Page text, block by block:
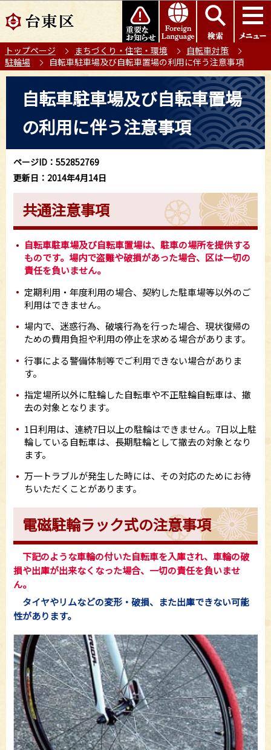
の
ー
ジ
このページの本文へ移動
トップページ まちづくり・住宅・環境
自転車対策
駐輪場
自転車駐車場及び自転車置場の利用に伴う注意事項
ら
自転車駐車場及び自転車置場
の利用に伴う注意事項
ページID：552852769
更新日：2014年4月14日
共通注意事項
自転車駐車場及び自転車置場は、駐車の場所を提供する
ものです。場内で盗難や破損があった場合、区は一切の
責任を負いません。
定期利用・年度利用の場合、契約した駐車場等以外のご
利用はできません。
場内で、迷惑行為、破壊行為を行った場合、現状復帰の
ための費用負担や利用の停止を求める場合があります。
行事による警備体制等でご利用できない場合がありま
す。
指定場所以外に駐輪した自転車や不正駐輪自転車は、撤
去の対象となります。
1日利用は、連続7日以上の駐輪はできません。7日以上駐
輪している自転車は、長期駐輪として撤去の対象となり
ます。
万一トラブルが発生した時には、その対応のためにお待
ちいただくことがあります。
電磁駐輪ラック式の注意事項
下記のような車輪の付いた自転車を入庫され、車輪の破
損や出庫が出来なくなった場合、一切の責任を負いませ
ん。
タイヤやリムなどの変形・破損、また出庫できない可能
性があります。